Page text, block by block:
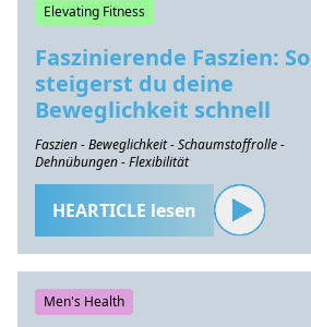
Elevating Fitness
Faszinierende Faszien: So
steigerst du deine
Beweglichkeit schnell
Faszien - Beweglichkeit - Schaumstoffrolle -
Dehnübungen - Flexibilität
HEARTICLE lesen
Men's Health